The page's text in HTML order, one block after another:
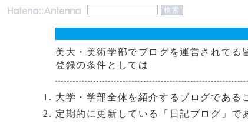
美大・美術学部でブログを運営されてる
登録の条件としては
大学・学部全体を紹介するブログである
定期的に更新している「日記ブログ」で